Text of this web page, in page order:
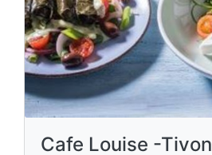
Cafe Louise -Tivon